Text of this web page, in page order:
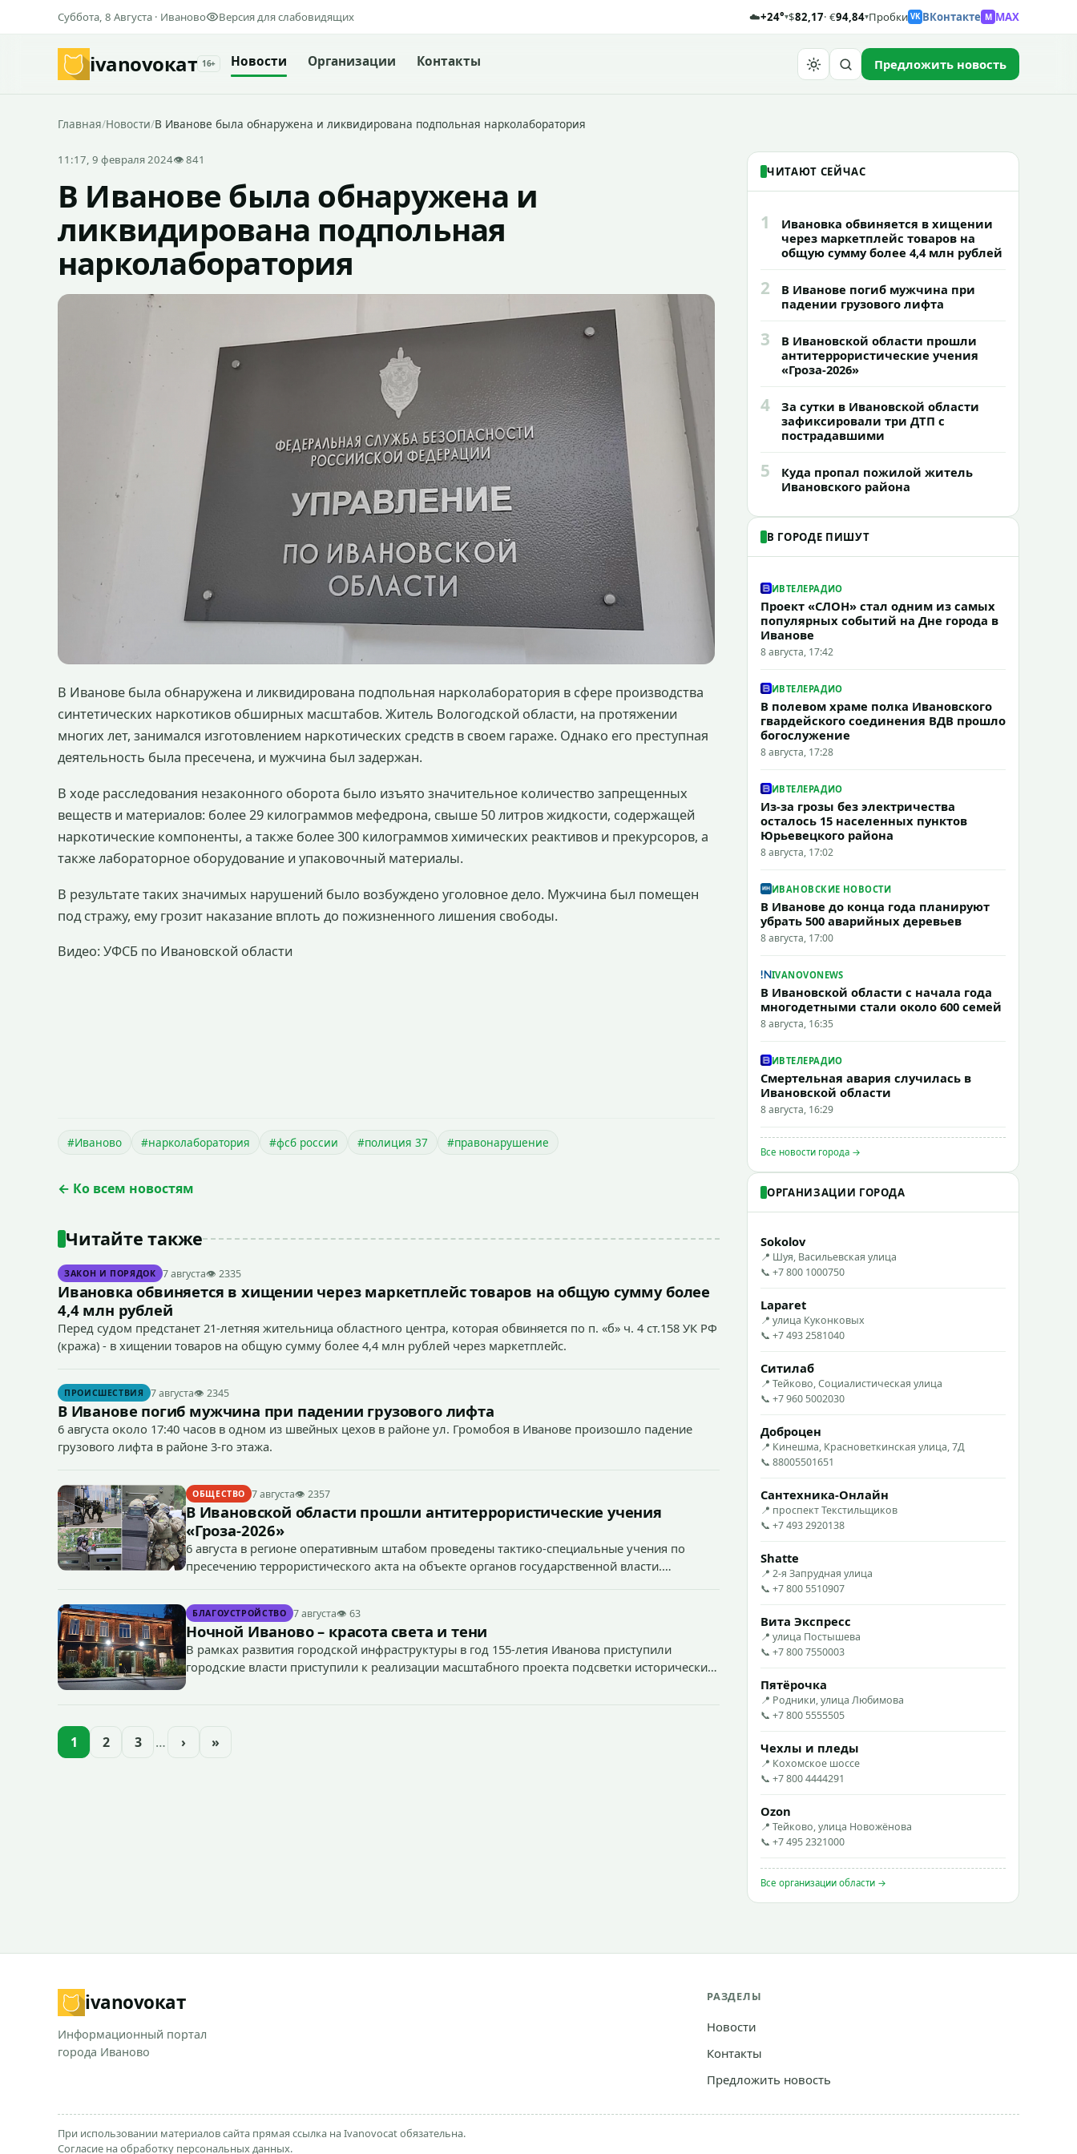
Суббота, 8 Августа · Иваново Версия для слабовидящих ☁️+24°▾$82,17· €94,84▾Пробки VK ВКонтакте M MAX
ivanovoкат 16+ Новости Организации Контакты Предложить новость
Главная/Новости/В Иванове была обнаружена и ликвидирована подпольная нарколаборатория
11:17, 9 февраля 2024👁 841
В Иванове была обнаружена и
ликвидирована подпольная
нарколаборатория
В Иванове была обнаружена и ликвидирована подпольная нарколаборатория в сфере производства
синтетических наркотиков обширных масштабов. Житель Вологодской области, на протяжении
многих лет, занимался изготовлением наркотических средств в своем гараже. Однако его преступная
деятельность была пресечена, и мужчина был задержан.
В ходе расследования незаконного оборота было изъято значительное количество запрещенных
веществ и материалов: более 29 килограммов мефедрона, свыше 50 литров жидкости, содержащей
наркотические компоненты, а также более 300 килограммов химических реактивов и прекурсоров, а
также лабораторное оборудование и упаковочный материалы.
В результате таких значимых нарушений было возбуждено уголовное дело. Мужчина был помещен
под стражу, ему грозит наказание вплоть до пожизненного лишения свободы.
Видео: УФСБ по Ивановской области
#Иваново #нарколаборатория #фсб россии #полиция 37 #правонарушение
← Ко всем новостям
Читайте также
ЗАКОН И ПОРЯДОК 7 августа👁 2335
Ивановка обвиняется в хищении через маркетплейс товаров на общую сумму более
4,4 млн рублей
Перед судом предстанет 21-летняя жительница областного центра, которая обвиняется по п. «б» ч. 4 ст.158 УК РФ
(кража) - в хищении товаров на общую сумму более 4,4 млн рублей через маркетплейс.
ПРОИСШЕСТВИЯ 7 августа👁 2345
В Иванове погиб мужчина при падении грузового лифта
6 августа около 17:40 часов в одном из швейных цехов в районе ул. Громобоя в Иванове произошло падение
грузового лифта в районе 3-го этажа.
ОБЩЕСТВО 7 августа👁 2357
В Ивановской области прошли антитеррористические учения
«Гроза-2026»
6 августа в регионе оперативным штабом проведены тактико-специальные учения по
пресечению террористического акта на объекте органов государственной власти.
БЛАГОУСТРОЙСТВО 7 августа👁 63
Ночной Иваново – красота света и тени
В рамках развития городской инфраструктуры в год 155-летия Иванова приступили
городские власти приступили к реализации масштабного проекта подсветки исторических
1 2 3 … › »
ЧИТАЮТ СЕЙЧАС
1
Ивановка обвиняется в хищении
через маркетплейс товаров на
общую сумму более 4,4 млн рублей
2
В Иванове погиб мужчина при
падении грузового лифта
3
В Ивановской области прошли
антитеррористические учения
«Гроза-2026»
4
За сутки в Ивановской области
зафиксировали три ДТП с
пострадавшими
5
Куда пропал пожилой житель
Ивановского района
В ГОРОДЕ ПИШУТ
ИВТЕЛЕРАДИО
Проект «СЛОН» стал одним из самых
популярных событий на Дне города в
Иванове
8 августа, 17:42
ИВТЕЛЕРАДИО
В полевом храме полка Ивановского
гвардейского соединения ВДВ прошло
богослужение
8 августа, 17:28
ИВТЕЛЕРАДИО
Из-за грозы без электричества
осталось 15 населенных пунктов
Юрьевецкого района
8 августа, 17:02
ИВАНОВСКИЕ НОВОСТИ
В Иванове до конца года планируют
убрать 500 аварийных деревьев
8 августа, 17:00
IVANOVONEWS
В Ивановской области с начала года
многодетными стали около 600 семей
8 августа, 16:35
ИВТЕЛЕРАДИО
Смертельная авария случилась в
Ивановской области
8 августа, 16:29
Все новости города →
ОРГАНИЗАЦИИ ГОРОДА
Sokolov
📍 Шуя, Васильевская улица
📞 +7 800 1000750
Laparet
📍 улица Куконковых
📞 +7 493 2581040
Ситилаб
📍 Тейково, Социалистическая улица
📞 +7 960 5002030
Доброцен
📍 Кинешма, Красноветкинская улица, 7Д
📞 88005501651
Сантехника-Онлайн
📍 проспект Текстильщиков
📞 +7 493 2920138
Shatte
📍 2-я Запрудная улица
📞 +7 800 5510907
Вита Экспресс
📍 улица Постышева
📞 +7 800 7550003
Пятёрочка
📍 Родники, улица Любимова
📞 +7 800 5555505
Чехлы и пледы
📍 Кохомское шоссе
📞 +7 800 4444291
Ozon
📍 Тейково, улица Новожёнова
📞 +7 495 2321000
Все организации области →
ivanovoкат
Информационный портал
города Иваново
РАЗДЕЛЫ
Новости
Контакты
Предложить новость
При использовании материалов сайта прямая ссылка на Ivanovocat обязательна.
Согласие на обработку персональных данных.